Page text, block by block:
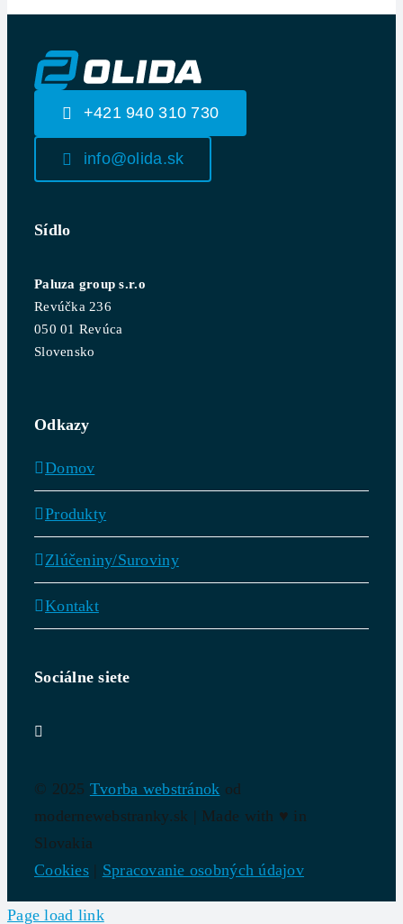
+421 940 310 730
info@olida.sk
Sídlo
Paluza group s.r.o
Revúčka 236
050 01 Revúca
Slovensko
Odkazy
Domov
Produkty
Zlúčeniny/Suroviny
Kontakt
Sociálne siete
© 2025 Tvorba webstránok od
modernewebstranky.sk | Made with ♥ in
Slovakia
Cookies | Spracovanie osobných údajov
Page load link